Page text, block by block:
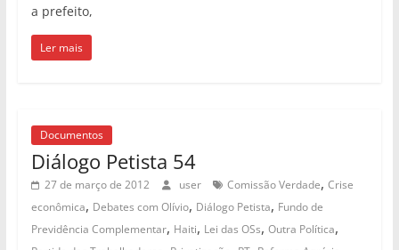
a prefeito,
Ler mais
Documentos
Diálogo Petista 54
27 de março de 2012 user Comissão Verdade, Crise
econômica, Debates com Olívio, Diálogo Petista, Fundo de
Previdência Complementar, Haiti, Lei das OSs, Outra Política,